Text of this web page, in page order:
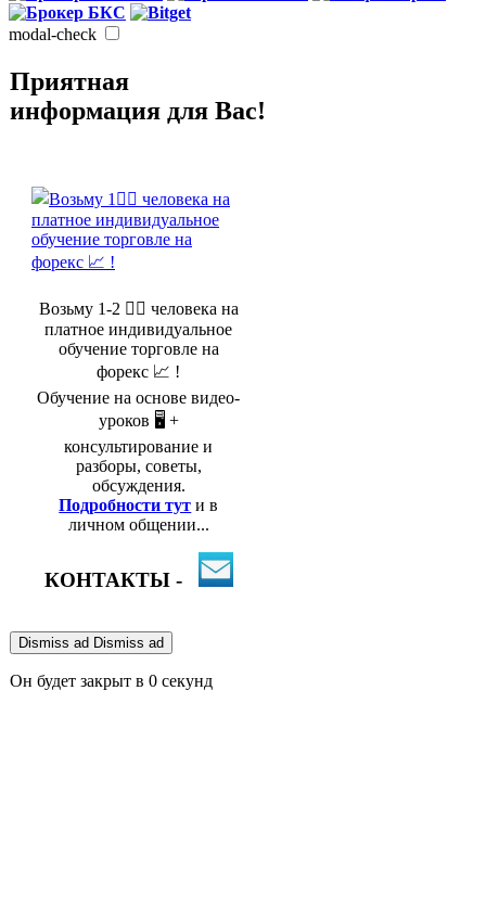
modal-check
Приятная
информация для Вас!
Возьму 1-2 🤵‍♂️ человека на
платное индивидуальное
обучение торговле на
форекс 📈 !
Обучение на основе видео-
уроков 🖥️ +
консультирование и
разборы, советы,
обсуждения.
Подробности тут и в
личном общении...
КОНТАКТЫ -
Dismiss ad Dismiss ad
Он будет закрыт в 0 секунд